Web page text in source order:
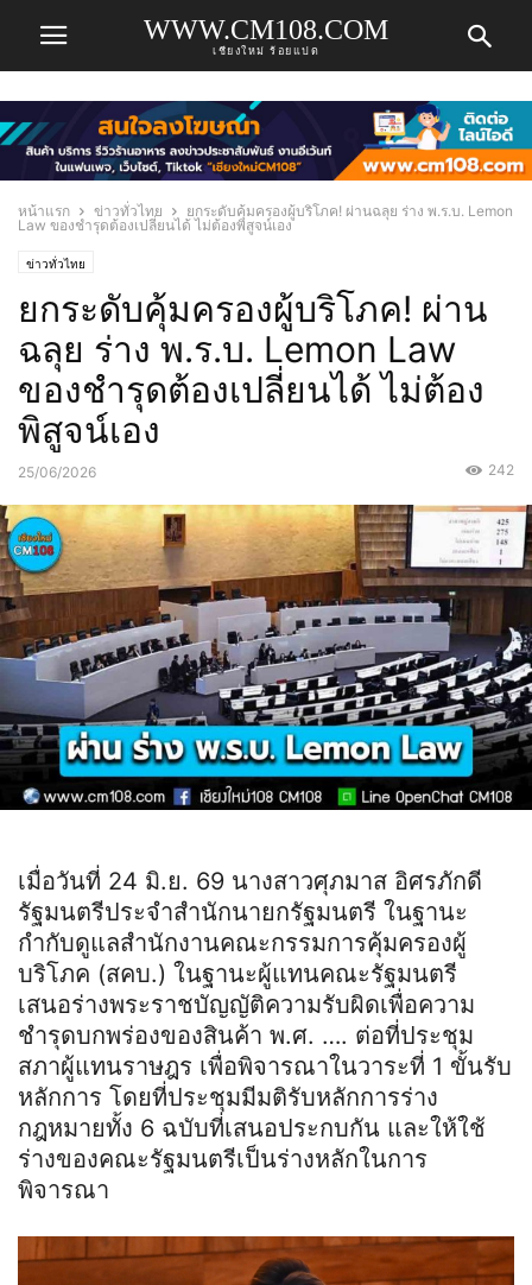
WWW.CM108.COM
เชียงใหม่ ร้อยแปด
หน้าแรก ข่าวทั่วไทย
ยกระดับคุ้มครองผู้บริโภค! ผ่านฉลุย ร่าง พ.ร.บ. Lemon
Law ของชำรุดต้องเปลี่ยนได้ ไม่ต้องพิสูจน์เอง
ข่าวทั่วไทย
ยกระดับคุ้มครองผู้บริโภค! ผ่าน
ฉลุย ร่าง พ.ร.บ. Lemon Law
ของชำรุดต้องเปลี่ยนได้ ไม่ต้อง
พิสูจน์เอง
25/06/2026 242
เมื่อวันที่ 24 มิ.ย. 69 นางสาวศุภมาส อิศรภักดี
รัฐมนตรีประจำสำนักนายกรัฐมนตรี ในฐานะ
กำกับดูแลสำนักงานคณะกรรมการคุ้มครองผู้
บริโภค (สคบ.) ในฐานะผู้แทนคณะรัฐมนตรี
เสนอร่างพระราชบัญญัติความรับผิดเพื่อความ
ชำรุดบกพร่องของสินค้า พ.ศ. …. ต่อที่ประชุม
สภาผู้แทนราษฎร เพื่อพิจารณาในวาระที่ 1 ขั้นรับ
หลักการ โดยที่ประชุมมีมติรับหลักการร่าง
กฎหมายทั้ง 6 ฉบับที่เสนอประกบกัน และให้ใช้
ร่างของคณะรัฐมนตรีเป็นร่างหลักในการ
พิจารณา